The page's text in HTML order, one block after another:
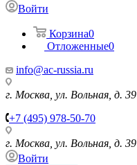
Войти
Корзина0
Отложенные0
info@ac-russia.ru
г. Москва, ул. Вольная, д. 39
+7 (495) 978-50-70
г. Москва, ул. Вольная, д. 39
Войти